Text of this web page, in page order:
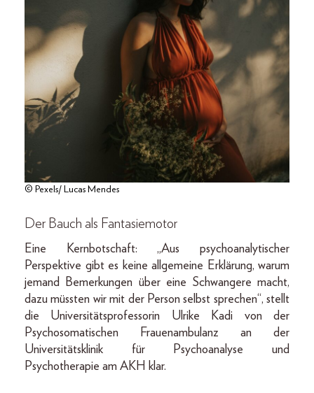
© Pexels/ Lucas Mendes
Der Bauch als Fantasiemotor
Eine Kernbotschaft: „Aus psychoanalytischer
Perspektive gibt es keine allgemeine Erklärung, warum
jemand Bemerkungen über eine Schwangere macht,
dazu müssten wir mit der Person selbst sprechen“, stellt
die Universitätsprofessorin Ulrike Kadi von der
Psychosomatischen Frauenambulanz an der
Universitätsklinik für Psychoanalyse und
Psychotherapie am AKH klar.